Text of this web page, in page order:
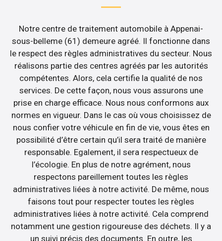
Notre centre de traitement automobile à Appenai-
sous-belleme (61) demeure agréé. Il fonctionne dans
le respect des règles administratives du secteur. Nous
réalisons partie des centres agréés par les autorités
compétentes. Alors, cela certifie la qualité de nos
services. De cette façon, nous vous assurons une
prise en charge efficace. Nous nous conformons aux
normes en vigueur. Dans le cas où vous choisissez de
nous confier votre véhicule en fin de vie, vous êtes en
possibilité d’être certain qu’il sera traité de manière
responsable. Egalement, il sera respectueux de
l’écologie. En plus de notre agrément, nous
respectons pareillement toutes les règles
administratives liées à notre activité. De même, nous
faisons tout pour respecter toutes les règles
administratives liées à notre activité. Cela comprend
notamment une gestion rigoureuse des déchets. Il y a
un suivi précis des documents. En outre, les